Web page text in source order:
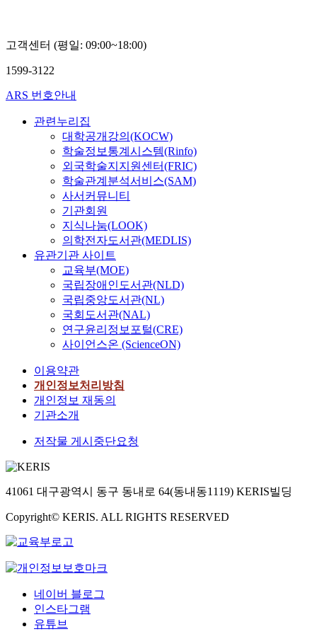
고객센터 (평일: 09:00~18:00)
1599-3122
ARS 번호안내
관련누리집
대학공개강의(KOCW)
학술정보통계시스템(Rinfo)
외국학술지지원센터(FRIC)
학술관계분석서비스(SAM)
사서커뮤니티
기관회원
지식나눔(LOOK)
의학전자도서관(MEDLIS)
유관기관 사이트
교육부(MOE)
국립장애인도서관(NLD)
국립중앙도서관(NL)
국회도서관(NAL)
연구윤리정보포털(CRE)
사이언스온 (ScienceON)
이용약관
개인정보처리방침
개인정보 재동의
기관소개
저작물 게시중단요청
41061 대구광역시 동구 동내로 64(동내동1119) KERIS빌딩
Copyright© KERIS. ALL RIGHTS RESERVED
네이버 블로그
인스타그램
유튜브